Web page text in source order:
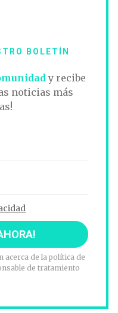
BOLETÍN
y recibe
noticias más
de la política de
de tratamiento